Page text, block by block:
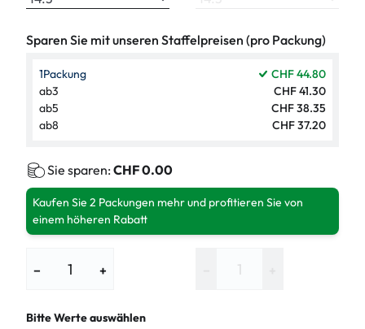
Sparen Sie mit unseren Staffelpreisen (pro Packung)
1Packung
CHF 44.80
ab3
CHF 41.30
ab5
CHF 38.35
ab8 CHF 37.20
Sie sparen: CHF 0.00
Kaufen Sie 2 Packungen mehr und profitieren Sie von
einem höheren Rabatt
− +
Bitte Werte auswählen